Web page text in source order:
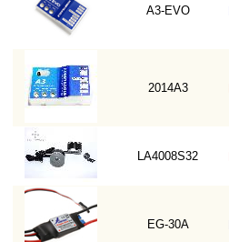
A3-EVO
2014A3
LA4008S32
EG-30A